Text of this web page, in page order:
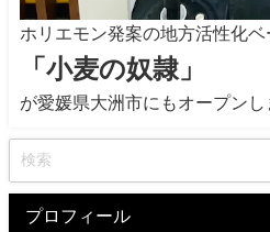
ホリエモン発案の地方活性化
「小麦の奴隷」
が愛媛県大洲市にもオープンし
プロフィール